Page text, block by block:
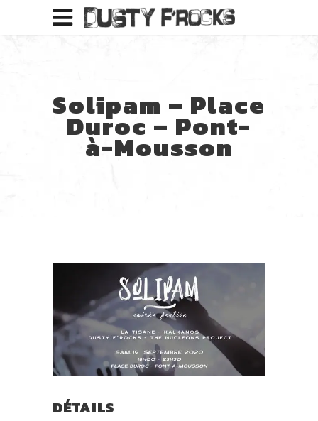
Solipam – Place
Duroc – Pont-
à-Mousson
DÉTAILS